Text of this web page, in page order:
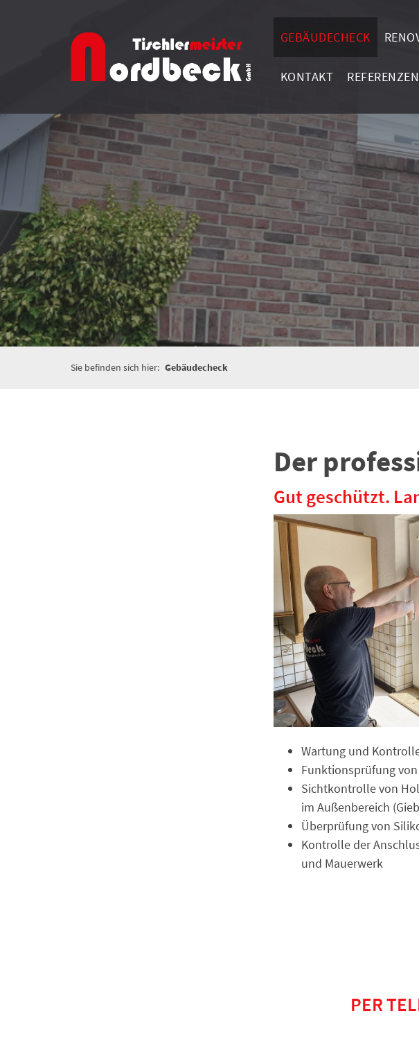
GEBÄUDECHECK
KONTAKT REFERENZEN
Sie befinden sich hier: Gebäudecheck
Der
Gut geschützt.
Wartung und
Funktionsprüfung
Sichtkontrolle von
im Außenbereich
Überprüfung von
Kontrolle der
und Mauerwerk
PER